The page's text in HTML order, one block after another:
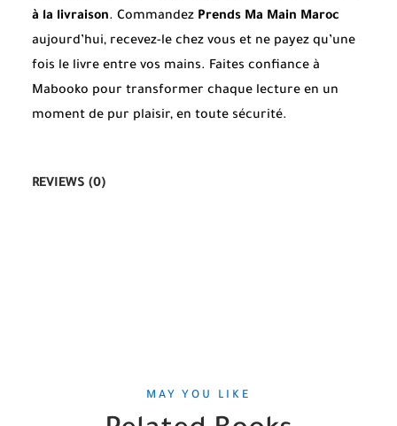
à la livraison. Commandez Prends Ma Main Maroc
aujourd’hui, recevez-le chez vous et ne payez qu’une
fois le livre entre vos mains. Faites confiance à
Mabooko pour transformer chaque lecture en un
moment de pur plaisir, en toute sécurité.
REVIEWS (0)
MAY YOU LIKE